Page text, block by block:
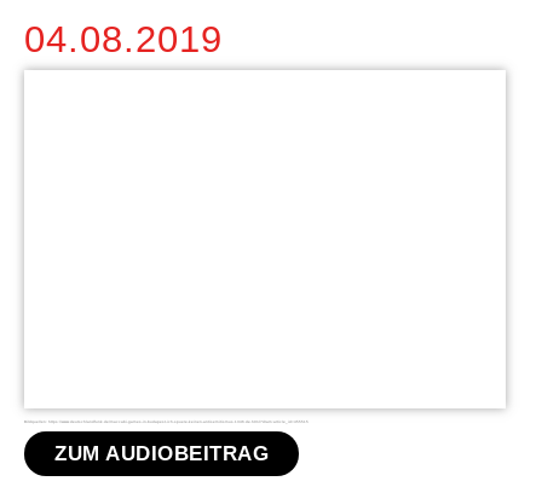
04.08.2019
Bildquellen: https://www.deutschlandfunk.de/maccabi-games-in-budapest-ich-spuere-keinen-antisemitismus.1346.de.html?dram:article_id=455515
ZUM AUDIOBEITRAG